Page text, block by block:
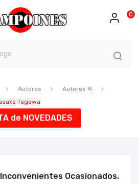
0
Autores
Autores M
Togawa
de NOVEDADES
Ocasionados.